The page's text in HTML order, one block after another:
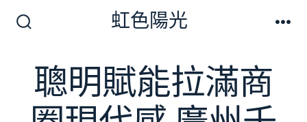
切
開
關
虹色陽光
聰明賦能拉滿商